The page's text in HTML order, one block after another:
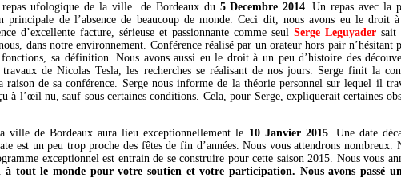
repas ufologique de la ville de Bordeaux du 5 Decembre 2014. Un repas avec la
de l’absence de beaucoup de monde. Ceci dit, nous avons eu le droit
d’excellente facture, sérieuse et passionnante comme seul Serge Leguyadersait
dans notre environnement. Conférence réalisé par un orateur hors pair n’hésitant
sa définition. Nous avons aussi eu le droit à un peu d’histoire des
de Nicolas Tesla, les recherches se réalisant de nos jours. Serge finit la
de sa conférence. Serge nous informe de la théorie personnel sur lequel il
à l’œil nu, sauf sous certaines conditions. Cela, pour Serge, expliquerait certaines
ville de Bordeaux aura lieu exceptionnellement le 10 Janvier 2015. Une date
est un peu trop proche des fêtes de fin d’années. Nous vous attendrons nombreux.
exceptionnel est entrain de se construire pour cette saison 2015. Nous vous
à tout le monde pour votre soutien et votre participation. Nous avons passé